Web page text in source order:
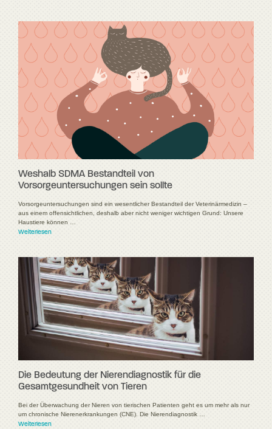
Weshalb SDMA Bestandteil von
Vorsorgeuntersuchungen sein sollte
Vorsorgeuntersuchungen sind ein wesentlicher Bestandteil der Veterinärmedizin –
aus einem offensichtlichen, deshalb aber nicht weniger wichtigen Grund: Unsere
Haustiere können …
Weiterlesen
Die Bedeutung der Nierendiagnostik für die
Gesamtgesundheit von Tieren
Bei der Überwachung der Nieren von tierischen Patienten geht es um mehr als nur
um chronische Nierenerkrankungen (CNE). Die Nierendiagnostik …
Weiterlesen